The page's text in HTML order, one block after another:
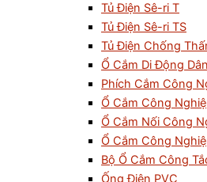
Tủ Điện Sê-ri T
Tủ Điện Sê-ri TS
Tủ Điện Chống
Ổ Cắm Di Động
Phích Cắm Công
Ổ Cắm Công
Ổ Cắm Nối Công
Ổ Cắm Công
Bộ Ổ Cắm Công
Ống Điện PVC